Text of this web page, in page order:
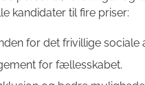
kandidater til fire priser:
for det frivillige sociale
for fællesskabet.